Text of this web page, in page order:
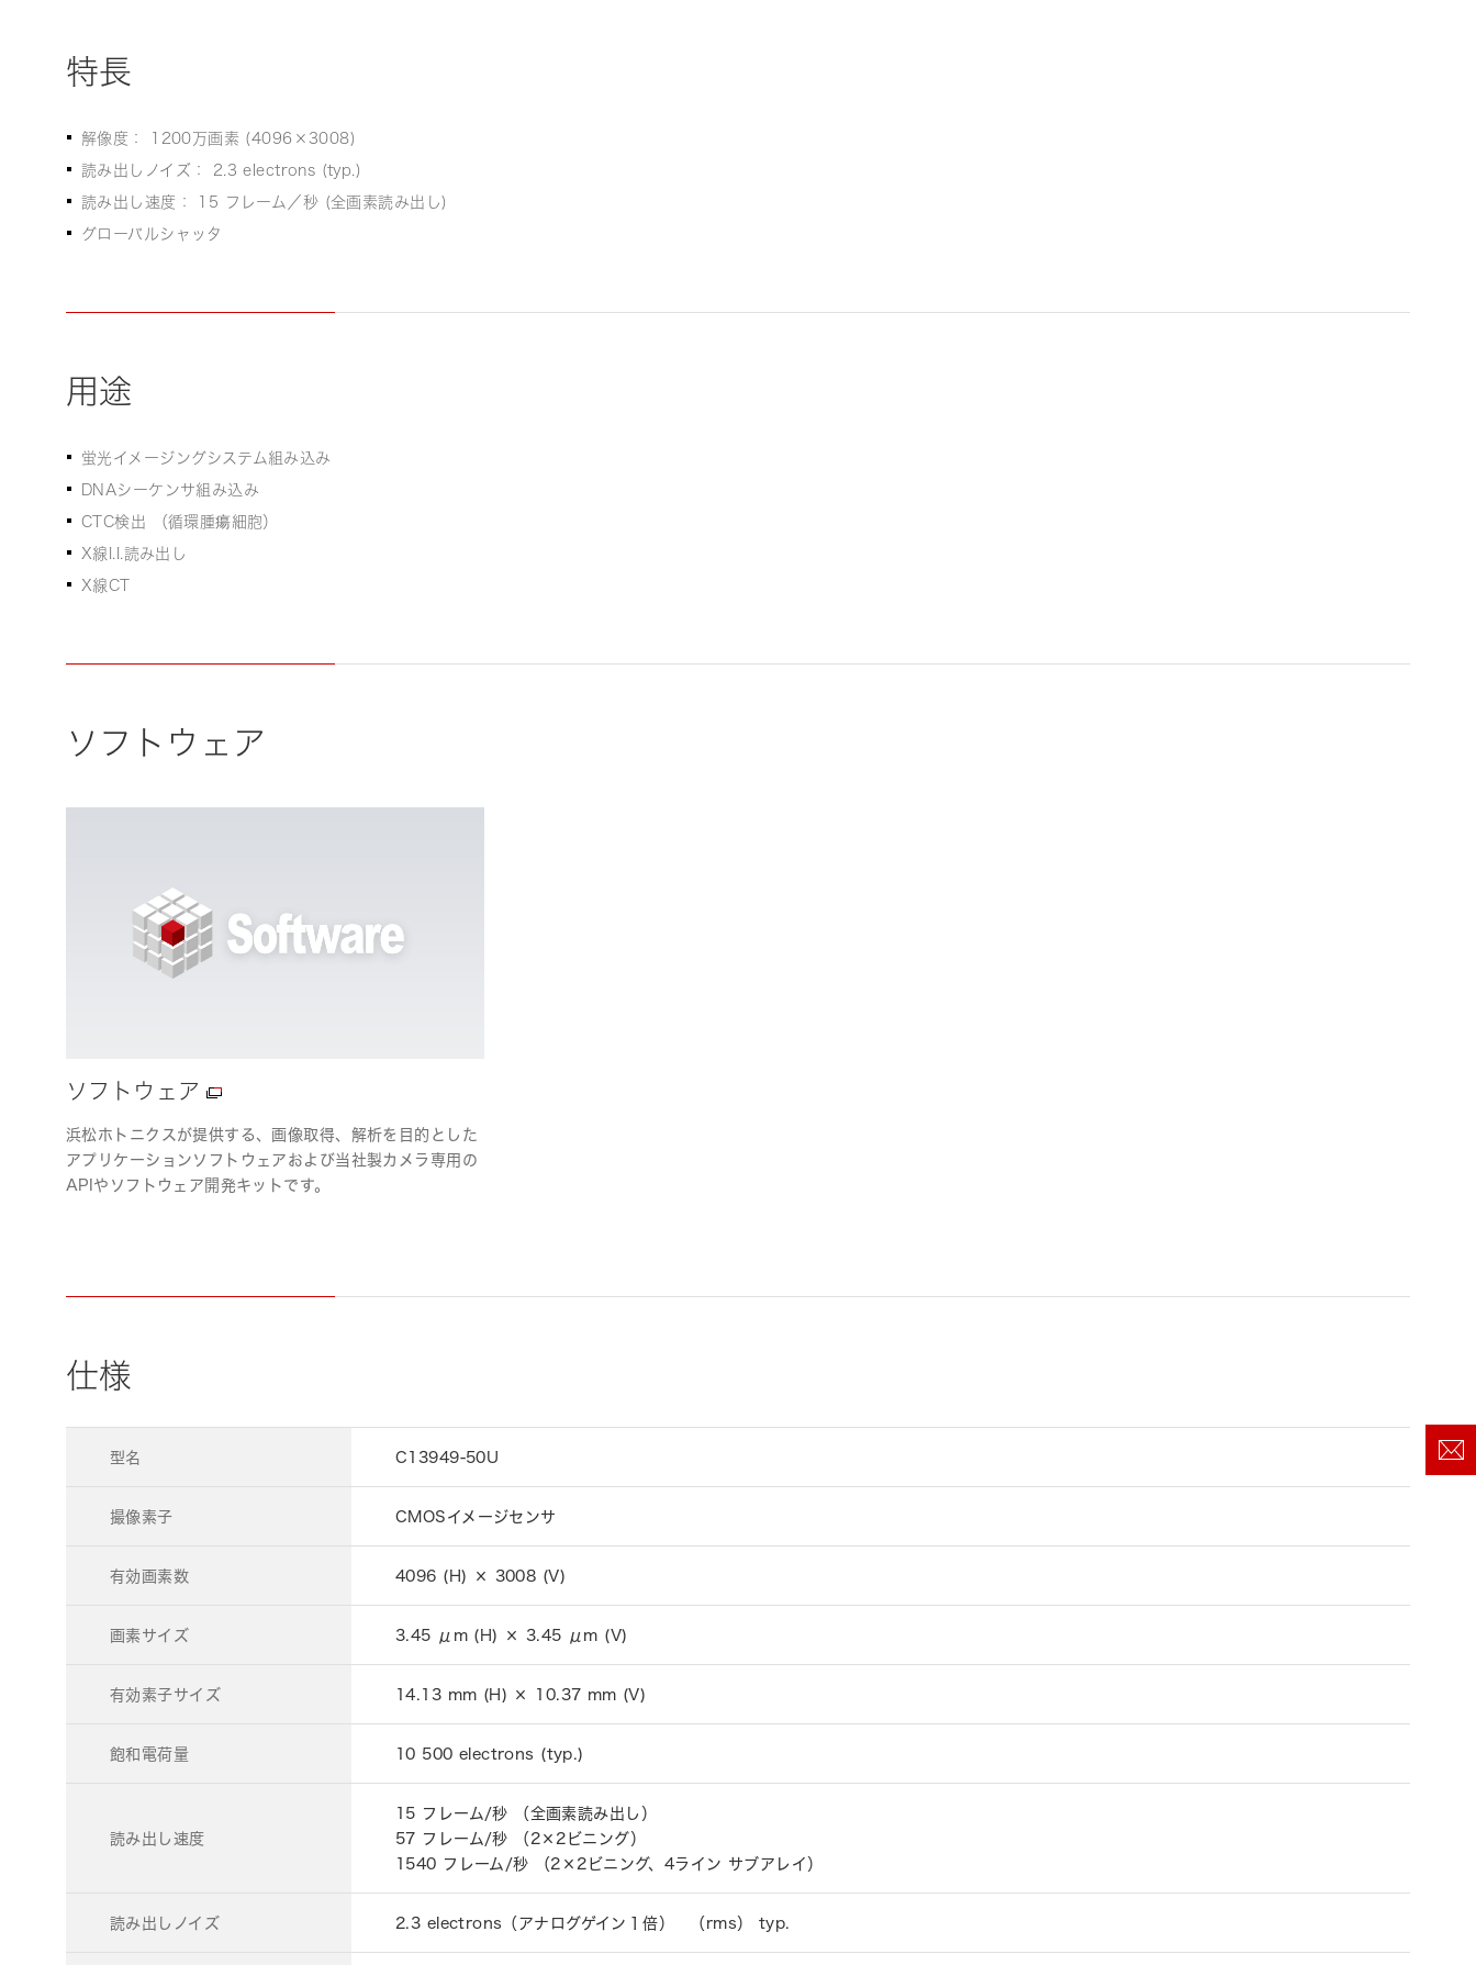
特長
解像度： 1200万画素 (4096×3008)
読み出しノイズ： 2.3 electrons (typ.)
読み出し速度： 15 フレーム／秒 (全画素読み出し)
グローバルシャッタ
用途
蛍光イメージングシステム組み込み
DNAシーケンサ組み込み
CTC検出 （循環腫瘍細胞）
X線I.I.読み出し
X線CT
ソフトウェア
ソフトウェア
浜松ホトニクスが提供する、画像取得、解析を目的とした
アプリケーションソフトウェアおよび当社製カメラ専用の
APIやソフトウェア開発キットです。
仕様
型名 C13949-50U
撮像素子 CMOSイメージセンサ
有効画素数 4096 (H) × 3008 (V)
画素サイズ 3.45 μm (H) × 3.45 μm (V)
有効素子サイズ 14.13 mm (H) × 10.37 mm (V)
飽和電荷量 10 500 electrons (typ.)
読み出し速度
15 フレーム/秒 （全画素読み出し）
57 フレーム/秒 （2×2ビニング）
1540 フレーム/秒 （2×2ビニング、4ライン サブアレイ）
読み出しノイズ 2.3 electrons（アナログゲイン１倍） （rms） typ.